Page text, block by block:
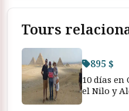
Tours
895 $
10 días en
el Nilo y